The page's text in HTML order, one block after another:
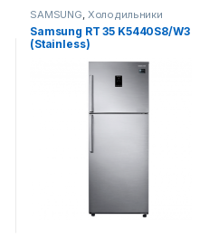
SAMSUNG, Холодильники
Samsung RT 35 K5440S8/W3
(Stainless)